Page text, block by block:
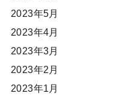
2023年5月
2023年4月
2023年3月
2023年2月
2023年1月